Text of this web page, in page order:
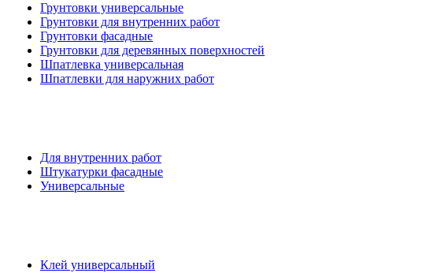
Грунтовки универсальные
Грунтовки для внутренних работ
Грунтовки фасадные
Грунтовки для деревянных поверхностей
Шпатлевка универсальная
Шпатлевки для наружних работ
Для внутренних работ
Штукатурки фасадные
Универсальные
Клей универсальный